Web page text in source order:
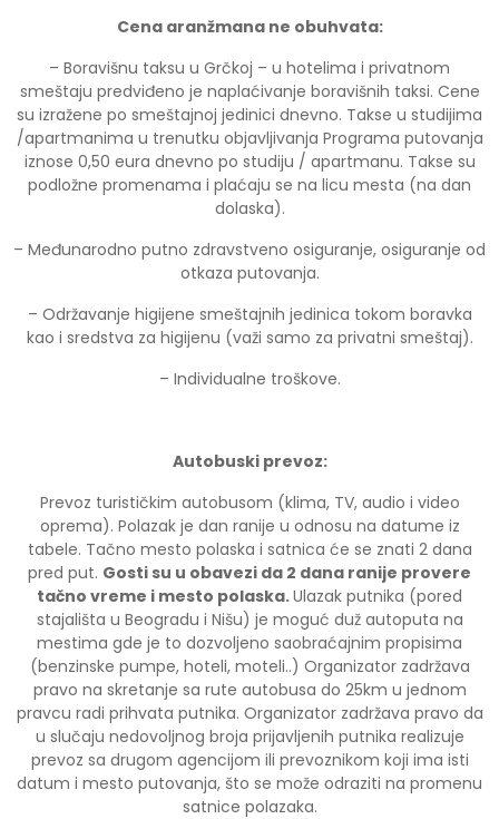
Cena aranžmana ne obuhvata:
– Boravišnu taksu u Grčkoj – u hotelima i privatnom
smeštaju predviđeno je naplaćivanje boravišnih taksi. Cene
su izražene po smeštajnoj jedinici dnevno. Takse u studijima
/apartmanima u trenutku objavljivanja Programa putovanja
iznose 0,50 eura dnevno po studiju / apartmanu. Takse su
podložne promenama i plaćaju se na licu mesta (na dan
dolaska).
– Međunarodno putno zdravstveno osiguranje, osiguranje od
otkaza putovanja.
– Održavanje higijene smeštajnih jedinica tokom boravka
kao i sredstva za higijenu (važi samo za privatni smeštaj).
– Individualne troškove.
Autobuski prevoz:
Prevoz turističkim autobusom (klima, TV, audio i video
oprema). Polazak je dan ranije u odnosu na datume iz
tabele. Tačno mesto polaska i satnica će se znati 2 dana
pred put. Gosti su u obavezi da 2 dana ranije provere
tačno vreme i mesto polaska.Ulazak putnika (pored
stajališta u Beogradu i Nišu) je moguć duž autoputa na
mestima gde je to dozvoljeno saobraćajnim propisima
(benzinske pumpe, hoteli, moteli..) Organizator zadržava
pravo na skretanje sa rute autobusa do 25km u jednom
pravcu radi prihvata putnika. Organizator zadržava pravo da
u slučaju nedovoljnog broja prijavljenih putnika realizuje
prevoz sa drugom agencijom ili prevoznikom koji ima isti
datum i mesto putovanja, što se može odraziti na promenu
satnice polazaka.